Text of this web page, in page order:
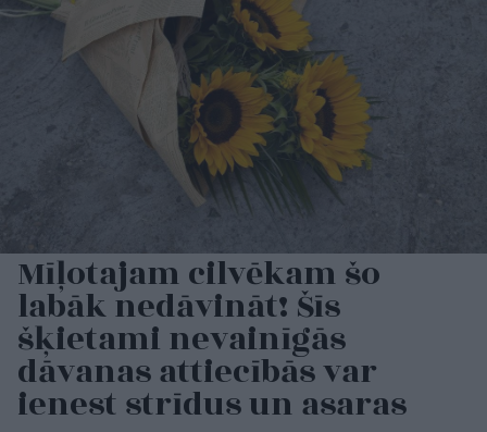
Mīļotajam cilvēkam šo
labāk nedāvināt! Šīs
šķietami nevainīgās
dāvanas attiecībās var
ienest strīdus un asaras